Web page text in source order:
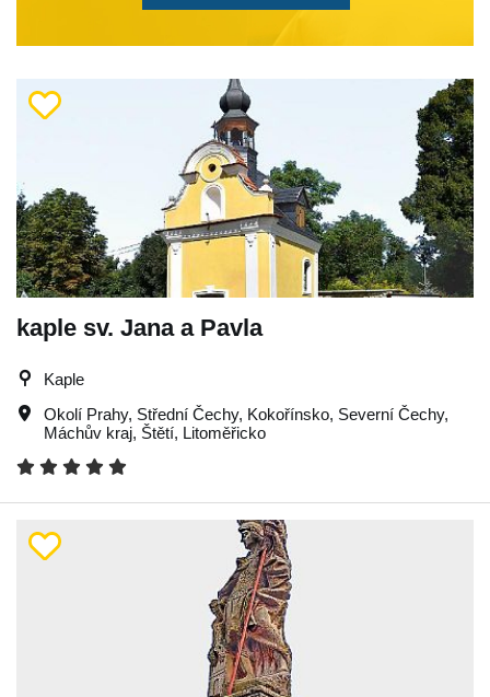
kaple sv. Jana a Pavla
Kaple
Okolí Prahy, Střední Čechy, Kokořínsko, Severní Čechy,
Máchův kraj, Štětí, Litoměřicko